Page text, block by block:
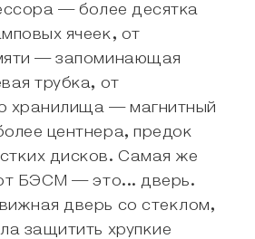
— более десятка
ячеек, от
— запоминающая
трубка, от
хранилища — магнитный
центнера, предок
дисков. Самая же
БЭСМ — это... дверь.
дверь со стеклом,
защитить хрупкие